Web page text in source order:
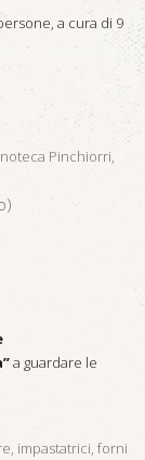
a cura di 9
Pinchiorri,
a guardare le
impastatrici, forni